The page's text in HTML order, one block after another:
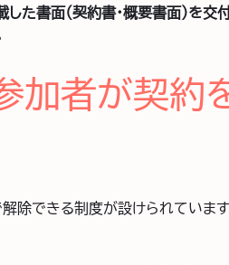
た書面（契約書・概要書面）を交
加者が契約
除できる制度が設けられています